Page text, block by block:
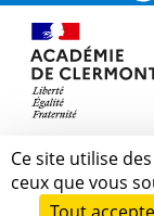
Ce site utilise
ceux que vous